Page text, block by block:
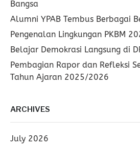
Bangsa
Alumni YPAB Tembus Berbagai
Pengenalan Lingkungan PKBM
Belajar Demokrasi Langsung di
Pembagian Rapor dan Refleksi
Tahun Ajaran 2025/2026
ARCHIVES
July 2026